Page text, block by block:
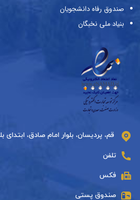
صندوق رفاه دانشجویان
بنیاد ملی نخبگان
قم، پردیسان، بلوار امام صادق، ابتدای
تلفن
فکس
صندوق پستی